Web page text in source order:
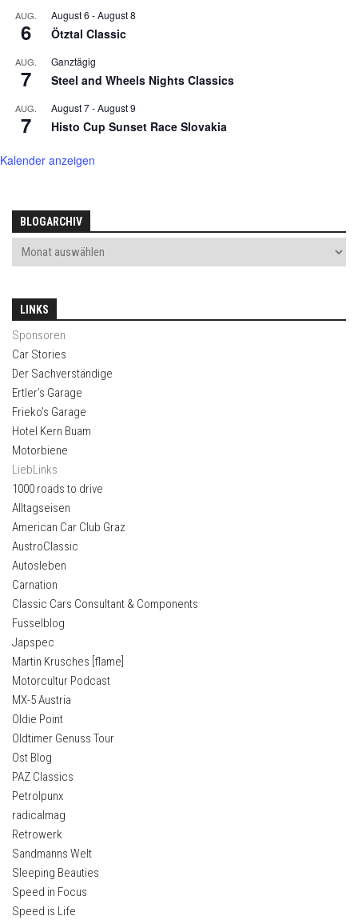
AUG.
6
August 6 -August 8
Ötztal Classic
AUG.
7
Ganztägig
Steel and Wheels Nights Classics
AUG.
7
August 7-August 9
Histo Cup Sunset Race Slovakia
Kalender anzeigen
BLOGARCHIV
LINKS
Sponsoren
Car Stories
Der Sachverständige
Ertler’s Garage
Frieko’s Garage
Hotel Kern Buam
Motorbiene
LiebLinks
1000 roads to drive
Alltagseisen
American Car Club Graz
AustroClassic
Autosleben
Carnation
Classic Cars Consultant & Components
Fusselblog
Japspec
Martin Krusches [flame]
Motorcultur Podcast
MX-5 Austria
Oldie Point
Oldtimer Genuss Tour
Ost Blog
PAZ Classics
Petrolpunx
radicalmag
Retrowerk
Sandmanns Welt
Sleeping Beauties
Speed in Focus
Speed is Life